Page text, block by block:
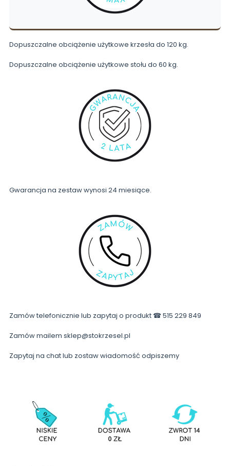
Dopuszczalne obciążenie użytkowe krzesła do 120 kg.
Dopuszczalne obciążenie użytkowe stołu do 60 kg.
Gwarancja na zestaw wynosi 24 miesiące.
Zamów telefonicznie lub zapytaj o produkt ☎ 515 229 849
Zamów mailem sklep@stokrzesel.pl
Zapytaj na chat lub zostaw wiadomość odpiszemy